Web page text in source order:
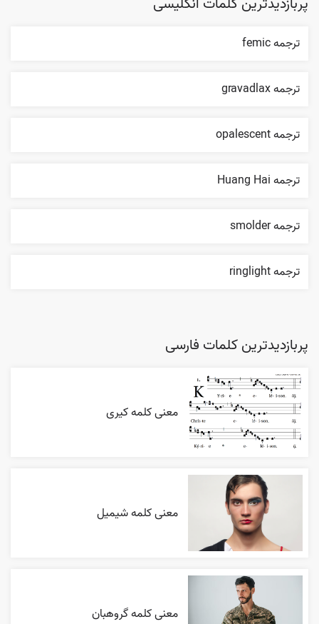
ترجمه femic
ترجمه gravadlax
ترجمه opalescent
ترجمه Huang Hai
ترجمه smolder
ترجمه ringlight
پربازدیدترین کلمات فارسی
معنی کلمه کیری
معنی کلمه شیمیل
معنی کلمه گروهبان